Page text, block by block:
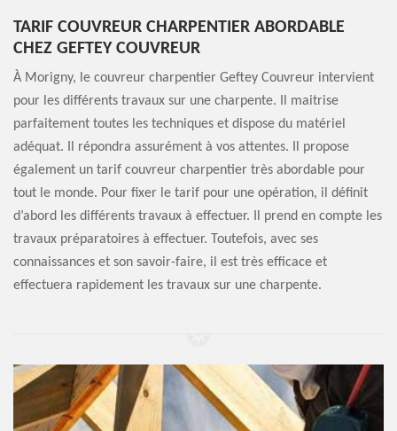
TARIF COUVREUR CHARPENTIER ABORDABLE
CHEZ GEFTEY COUVREUR
À Morigny, le couvreur charpentier Geftey Couvreur intervient
pour les différents travaux sur une charpente. Il maitrise
parfaitement toutes les techniques et dispose du matériel
adéquat. Il répondra assurément à vos attentes. Il propose
également un tarif couvreur charpentier très abordable pour
tout le monde. Pour fixer le tarif pour une opération, il définit
d’abord les différents travaux à effectuer. Il prend en compte les
travaux préparatoires à effectuer. Toutefois, avec ses
connaissances et son savoir-faire, il est très efficace et
effectuera rapidement les travaux sur une charpente.